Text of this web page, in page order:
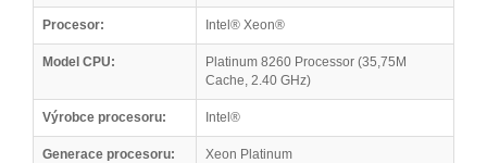
Procesor: Intel® Xeon®
Model CPU:
Platinum 8260 Processor (35,75M
Cache, 2.40 GHz)
Výrobce procesoru: Intel®
Generace procesoru: Xeon Platinum